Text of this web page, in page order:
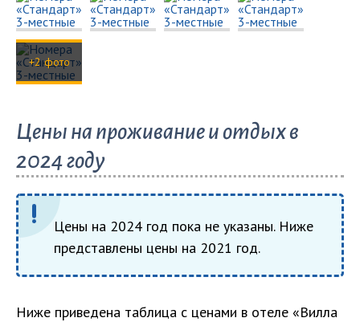
+2 фото
Цены на проживание и отдых в
2024 году
Цены на 2024 год пока не указаны. Ниже
представлены цены на 2021 год.
Ниже приведена таблица с ценами в отеле «Вилла